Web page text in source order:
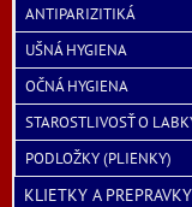
ANTIPARIZITIKÁ
UŠNÁ HYGIENA
OČNÁ HYGIENA
STAROSTLIVOSŤ O
PODLOŽKY (PLIENKY)
KLIETKY A